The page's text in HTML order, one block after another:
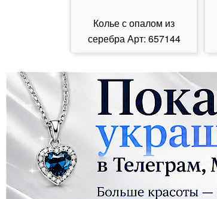
Колье с опалом из
серебра Арт: 657144